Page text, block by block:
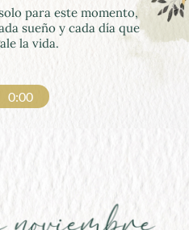
para este momento,
sueño y cada día que
la vida.
0:00